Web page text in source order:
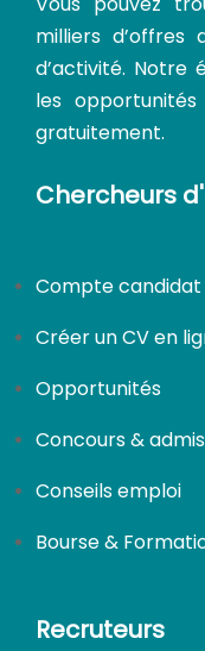
milliers d’offres
d’activité. Notre
les
gratuitement.
Chercheurs
Compte candidat
Créer un CV en
Opportunités
Concours &
Conseils emploi
Bourse &
Recruteurs